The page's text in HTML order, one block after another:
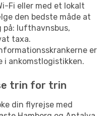
Fi eller med et lokalt
den bedste måde at
på: lufthavnsbus,
taxa.
er
ankomstlogistikken.
trin for trin
din flyrejse med